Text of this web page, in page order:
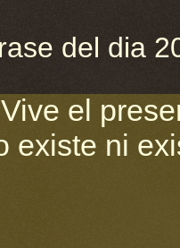
del dia
el
existe ni